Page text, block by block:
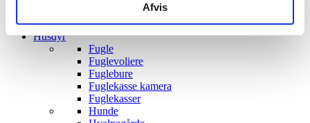
Afvis
Cykelanhænger til Børn
Institution trækvogne
Husdyr
Fugle
Fuglevoliere
Fuglebure
Fuglekasse kamera
Fuglekasser
Hunde